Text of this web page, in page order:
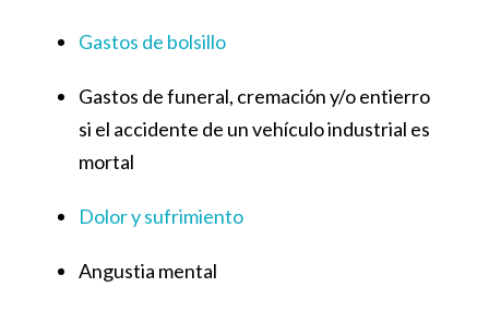
Gastos de bolsillo
Gastos de funeral, cremación y/o entierro
si el accidente de un vehículo industrial es
mortal
Dolor y sufrimiento
Angustia mental